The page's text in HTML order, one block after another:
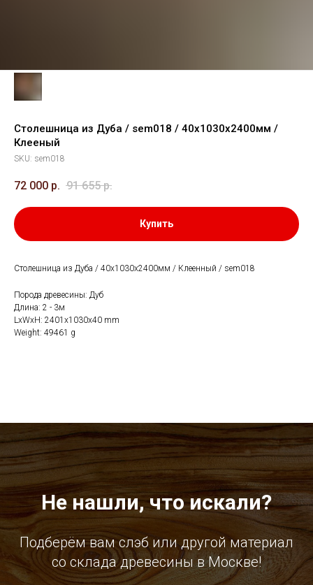
Столешница из Дуба / sem018 / 40х1030х2400мм /
Клееный
SKU: sem018
72 000 р. 91 655 р.
Купить
Столешница из Дуба / 40х1030х2400мм / Клеенный / sem018
Порода древесины: Дуб
Длина: 2 - 3м
LxWxH: 2401x1030x40 mm
Weight: 49461 g
Не нашли, что искали?
Подберём вам слэб или другой материал
со склада древесины в Москве!